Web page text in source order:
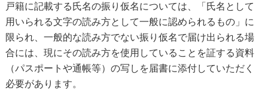
戸籍に記載する氏名の振り仮名については、「氏名として
用いられる文字の読み方として一般に認められるもの」に
限られ、一般的な読み方でない振り仮名で届け出られる場
合には、現にその読み方を使用していることを証する資料
（パスポートや通帳等）の写しを届書に添付していただく
必要があります。